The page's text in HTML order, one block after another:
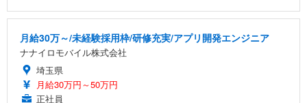
月給30万～/未経験採用枠/研修充実/アプリ開発エンジニア
ナナイロモバイル株式会社
埼玉県
月給30万円～50万円
正社員